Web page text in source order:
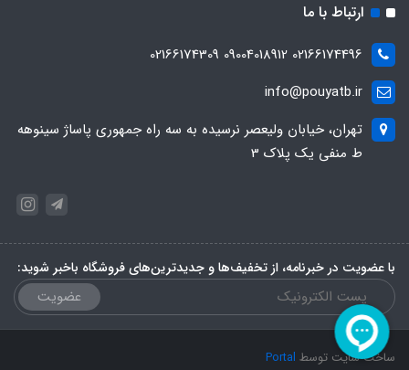
ارتباط با ما
02166174496 09004018912 02166174309
info@pouyatb.ir
تهران، خیابان ولیعصر نرسیده به سه راه جمهوری پاساژ سینوهه
ط منفی یک پلاک 3
با عضویت در خبرنامه، از تخفیف‌ها و جدیدترین‌های فروشگاه باخبر شوید:
عضویت
ساخت سایت توسط Portal